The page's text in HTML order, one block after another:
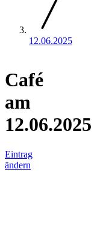
12.06.2025
Café
am
12.06.2025
Eintrag
ändern